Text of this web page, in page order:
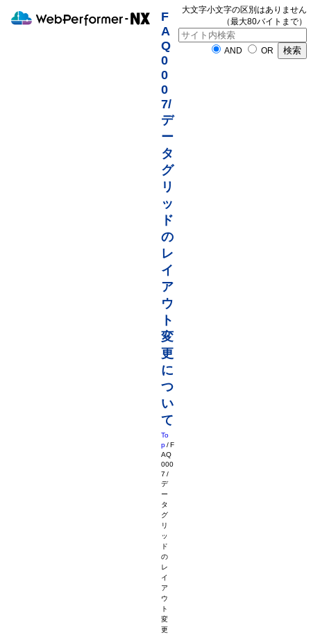
F
A
Q
0
0
0
7/
デ
ー
タ
グ
リ
ッ
ド
の
レ
イ
ア
ウ
ト
変
更
に
つ
い
て
To
p/F
AQ
000
7 /
デ
ー
タ
グ
リ
ッ
ド
の
レ
イ
ア
ウ
ト
変
更
大文字小文字の区別はありません
（最大80バイトまで）
AND OR